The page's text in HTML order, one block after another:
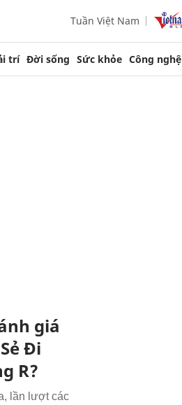
Tuần Việt Nam
trí Đời sống Sức khỏe Công nghệ
giá
Đi
R?
lần lượt các